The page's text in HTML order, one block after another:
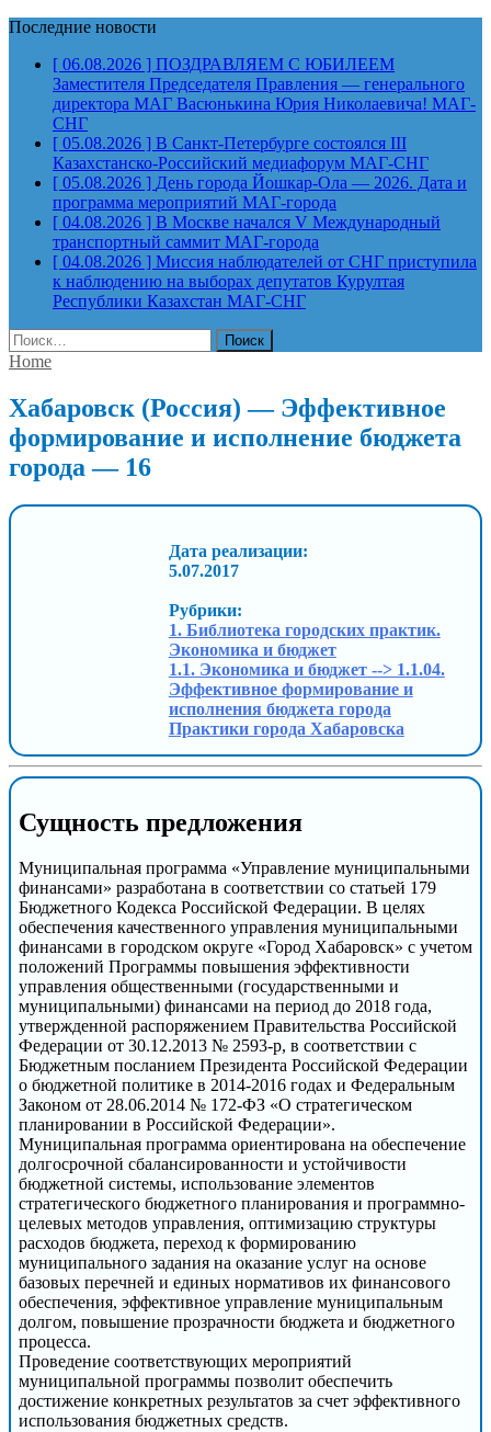
Последние новости
[ 06.08.2026 ] ПОЗДРАВЛЯЕМ С ЮБИЛЕЕМ
Заместителя Председателя Правления — генерального
директора МАГ Васюнькина Юрия Николаевича! МАГ-
СНГ
[ 05.08.2026 ] В Санкт-Петербурге состоялся III
Казахстанско-Российский медиафорум МАГ-СНГ
[ 05.08.2026 ] День города Йошкар-Ола — 2026. Дата и
программа мероприятий МАГ-города
[ 04.08.2026 ] В Москве начался V Международный
транспортный саммит МАГ-города
[ 04.08.2026 ] Миссия наблюдателей от СНГ приступила
к наблюдению на выборах депутатов Курултая
Республики Казахстан МАГ-СНГ
Найти:
Home
Хабаровск (Россия) — Эффективное
формирование и исполнение бюджета
города — 16
Дата реализации:
5.07.2017
Рубрики:
1. Библиотека городских практик.
Экономика и бюджет
1.1. Экономика и бюджет --> 1.1.04.
Эффективное формирование и
исполнения бюджета города
Практики города Хабаровска
Сущность предложения
Муниципальная программа «Управление муниципальными
финансами» разработана в соответствии со статьей 179
Бюджетного Кодекса Российской Федерации. В целях
обеспечения качественного управления муниципальными
финансами в городском округе «Город Хабаровск» с учетом
положений Программы повышения эффективности
управления общественными (государственными и
муниципальными) финансами на период до 2018 года,
утвержденной распоряжением Правительства Российской
Федерации от 30.12.2013 № 2593-р, в соответствии с
Бюджетным посланием Президента Российской Федерации
о бюджетной политике в 2014-2016 годах и Федеральным
Законом от 28.06.2014 № 172-ФЗ «О стратегическом
планировании в Российской Федерации».
Муниципальная программа ориентирована на обеспечение
долгосрочной сбалансированности и устойчивости
бюджетной системы, использование элементов
стратегического бюджетного планирования и программно-
целевых методов управления, оптимизацию структуры
расходов бюджета, переход к формированию
муниципального задания на оказание услуг на основе
базовых перечней и единых нормативов их финансового
обеспечения, эффективное управление муниципальным
долгом, повышение прозрачности бюджета и бюджетного
процесса.
Проведение соответствующих мероприятий
муниципальной программы позволит обеспечить
достижение конкретных результатов за счет эффективного
использования бюджетных средств.